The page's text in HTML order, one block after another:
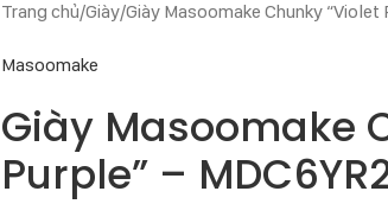
Trang chủ Giày Giày Masoomake Chunky “Violet
Masoomake
Giày Masoomake
Purple” –